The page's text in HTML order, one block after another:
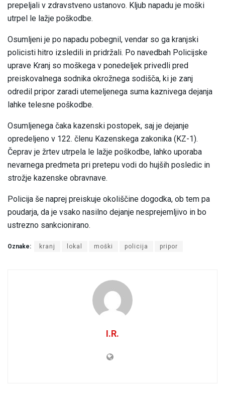
prepeljali v zdravstveno ustanovo. Kljub napadu je moški
utrpel le lažje poškodbe.
Osumljeni je po napadu pobegnil, vendar so ga kranjski
policisti hitro izsledili in pridržali. Po navedbah Policijske
uprave Kranj so moškega v ponedeljek privedli pred
preiskovalnega sodnika okrožnega sodišča, ki je zanj
odredil pripor zaradi utemeljenega suma kaznivega dejanja
lahke telesne poškodbe.
Osumljenega čaka kazenski postopek, saj je dejanje
opredeljeno v 122. členu Kazenskega zakonika (KZ-1).
Čeprav je žrtev utrpela le lažje poškodbe, lahko uporaba
nevarnega predmeta pri pretepu vodi do hujših posledic in
strožje kazenske obravnave.
Policija še naprej preiskuje okoliščine dogodka, ob tem pa
poudarja, da je vsako nasilno dejanje nesprejemljivo in bo
ustrezno sankcionirano.
Oznake: kranj lokal moški policija pripor
I.R.